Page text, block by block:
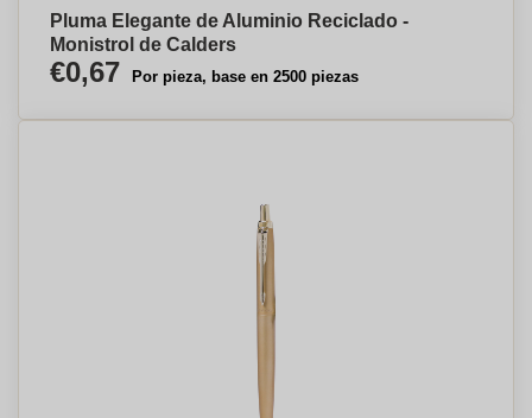
Pluma Elegante de Aluminio Reciclado -
Monistrol de Calders
€0,67 Por pieza, base en 2500 piezas